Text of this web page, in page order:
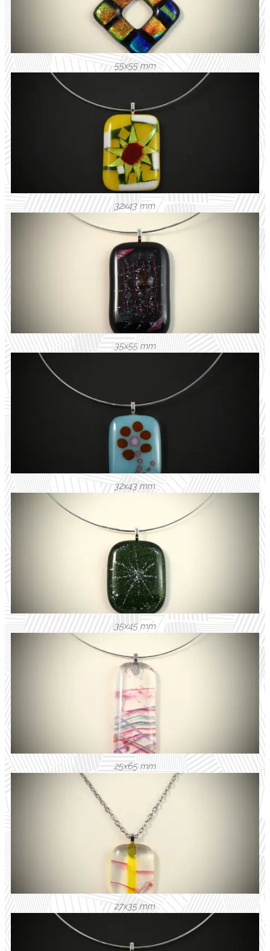
55x55 mm
32x43 mm
35x55 mm
32x43 mm
35x45 mm
25x65 mm
27x35 mm